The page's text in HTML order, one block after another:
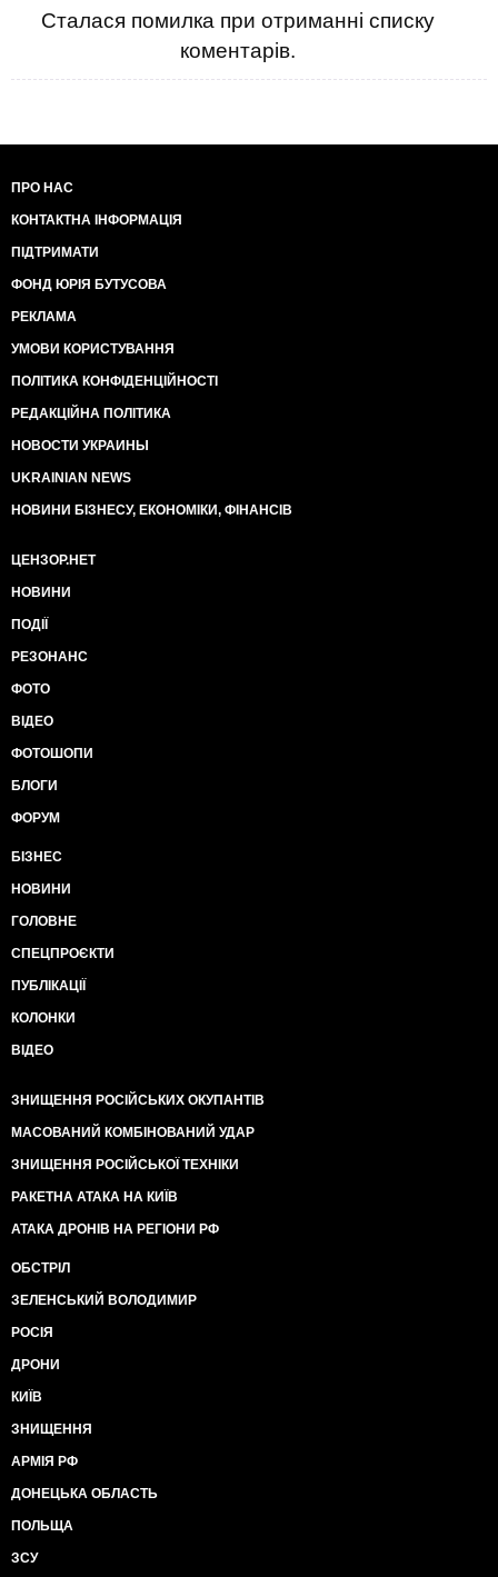
требованием производителя.
Такие вот загадочные китайские требования.
Загадочная китайская душа, не иначе.
Как то не принято это у немцев.
не покупаем у Moderna или Pfizer?
Вот вам и ответ: они не требуют продавать через
прокладку.
Более того, с ними украинским чиновникам не
через прокладку. А с китайцами - легко. Китайцы
такое любят.
В Украине любят вспоминать, что в Китае
коррупционеров расстреливают.
Но беда в том, что это не мешает коррупции в
В реальности, большая часть сделок с китайскими
компаниями всегда содержит элемент коррупции.
рынках Южной Америки и Африки. Там все со всеми
Поэтому китайские традиции коррупции
коррупции.
И срослось.
все довольны.
Разве что украинцы получат не супер-качественную
альтернативу, сертификаты качества которой всегда
будут вызывать сомнения.
Только родные традиции - покупать через
прокладки.
контрабанда вакцины Pfizer в одну частную клинику
Зачем останавливаться?
С.Фурса
Сталася помилка при отриманні списку
коментарів.
ПРО НАС
КОНТАКТНА ІНФОРМАЦІЯ
ПІДТРИМАТИ
ФОНД ЮРІЯ БУТУСОВА
РЕКЛАМА
УМОВИ КОРИСТУВАННЯ
ПОЛІТИКА КОНФІДЕНЦІЙНОСТІ
РЕДАКЦІЙНА ПОЛІТИКА
НОВОСТИ УКРАИНЫ
UKRAINIAN NEWS
НОВИНИ БІЗНЕСУ, ЕКОНОМІКИ, ФІНАНСІВ
ЦЕНЗОР.НЕТ
НОВИНИ
ПОДІЇ
РЕЗОНАНС
ФОТО
ВІДЕО
ФОТОШОПИ
БЛОГИ
ФОРУМ
БІЗНЕС
НОВИНИ
ГОЛОВНЕ
СПЕЦПРОЄКТИ
ПУБЛІКАЦІЇ
КОЛОНКИ
ВІДЕО
ЗНИЩЕННЯ РОСІЙСЬКИХ ОКУПАНТІВ
МАСОВАНИЙ КОМБІНОВАНИЙ УДАР
ЗНИЩЕННЯ РОСІЙСЬКОЇ ТЕХНІКИ
РАКЕТНА АТАКА НА КИЇВ
АТАКА ДРОНІВ НА РЕГІОНИ РФ
ОБСТРІЛ
ЗЕЛЕНСЬКИЙ ВОЛОДИМИР
РОСІЯ
ДРОНИ
КИЇВ
ЗНИЩЕННЯ
АРМІЯ РФ
ДОНЕЦЬКА ОБЛАСТЬ
ПОЛЬЩА
ЗСУ